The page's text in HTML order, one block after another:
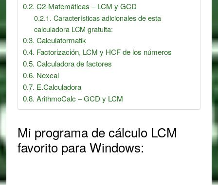
C2-Matemáticas – LCM y GCD
Características adicionales de esta
calculadora LCM gratuita:
Calculatormatik
Factorización, LCM y HCF de los números
Calculadora de factores
Nexcal
E.Calculadora
ArithmoCalc – GCD y LCM
Mi programa de cálculo LCM
favorito para Windows: